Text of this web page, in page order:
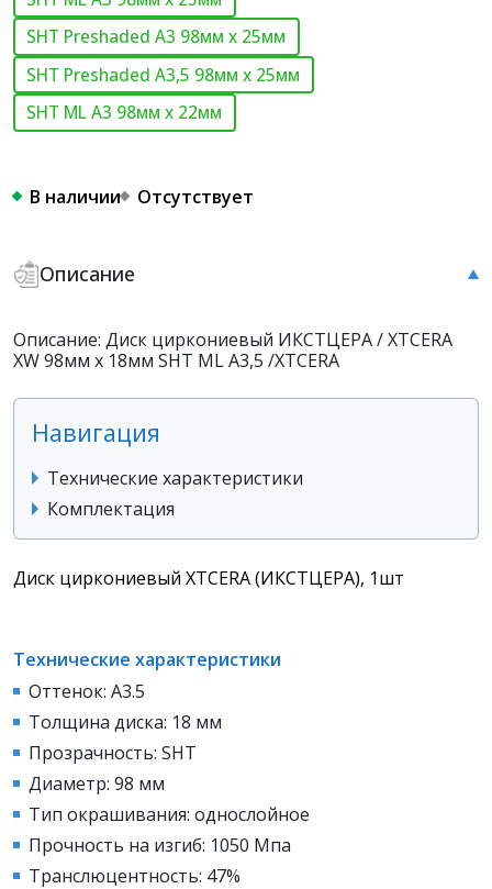
SHT Preshaded A3 98мм х 25мм
SHT Preshaded A3,5 98мм х 25мм
SHT ML A3 98мм х 22мм
В наличии Отсутствует
Описание
Описание: Диск циркониевый ИКСТЦЕРА / XTCERA
XW 98мм х 18мм SHT ML A3,5 /XTCERA
Навигация
Технические характеристики
Комплектация
Диск циркониевый XTCERA (ИКСТЦЕРА), 1шт
Технические характеристики
Оттенок: A3.5
Толщина диска: 18 мм
Прозрачность: SHT
Диаметр: 98 мм
Тип окрашивания: однослойное
Прочность на изгиб: 1050 Мпа
Транслюцентность: 47%